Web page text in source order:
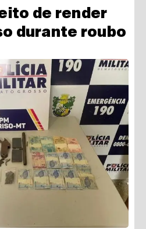
de render
durante roubo